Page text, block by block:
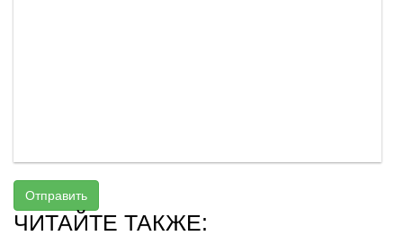
Отправить
ЧИТАЙТЕ ТАКЖЕ: